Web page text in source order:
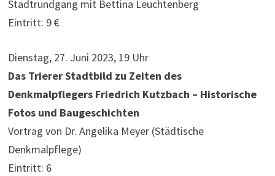
Stadtrundgang mit Bettina Leuchtenberg
Eintritt: 9 €
Dienstag, 27. Juni 2023, 19 Uhr
Das Trierer Stadtbild zu Zeiten des
Denkmalpflegers Friedrich Kutzbach – Historische
Fotos und Baugeschichten
Vortrag von Dr. Angelika Meyer (Städtische
Denkmalpflege)
Eintritt: 6